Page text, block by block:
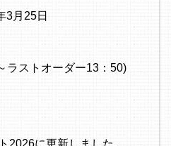
3月25日
ラストオーダー13：50)
2026に更新しました。